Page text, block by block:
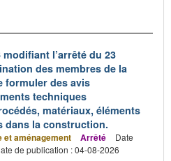
l’arrêté du 23
des membres de la
formuler des avis
techniques
matériaux, éléments
dans la construction.
et aménagement Arrêté
Date
de publication : 04-08-2026